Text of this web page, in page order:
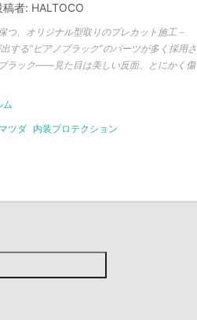
稿者: HALTOCO
つ、オリジナル型取りのプレカット施工－
する“ピアノブラック”のパーツが多く採用さ
ラック——見た目は美しい反面、とにかく傷
ム
マツダ 内装プロテクション